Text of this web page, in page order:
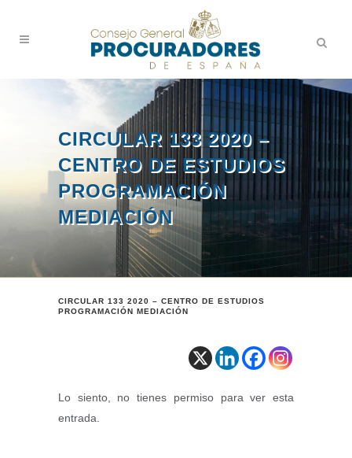
CIRCULAR 133 2020 –
CENTRO DE ESTUDIOS
PROGRAMACIÓN
MEDIACIÓN
CIRCULAR 133 2020 – CENTRO DE ESTUDIOS
PROGRAMACIÓN MEDIACIÓN
Lo siento, no tienes permiso para ver esta
entrada.